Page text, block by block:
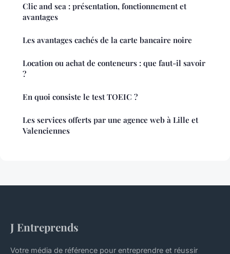
Clic and sea : présentation, fonctionnement et
avantages
Les avantages cachés de la carte bancaire noire
Location ou achat de conteneurs : que faut-il savoir
?
En quoi consiste le test TOEIC ?
Les services offerts par une agence web à Lille et
Valenciennes
J Entreprends
Votre média de référence pour entreprendre et réussir